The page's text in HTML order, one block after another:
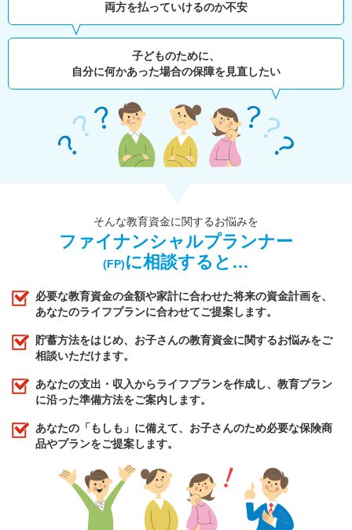
両方を払っていけるのか不安
子どものために、
自分に何かあった場合の保障を見直したい
そんな教育資金に関するお悩みを
ファイナンシャルプランナー
(FP)に相談すると…
必要な教育資金の金額や家計に合わせた将来の資金計画を、
あなたのライフプランに合わせてご提案します。
貯蓄方法をはじめ、お子さんの教育資金に関するお悩みをご
相談いただけます。
あなたの支出・収入からライフプランを作成し、教育プラン
に沿った準備方法をご案内します。
あなたの「もしも」に備えて、お子さんのため必要な保険商
品やプランをご提案します。